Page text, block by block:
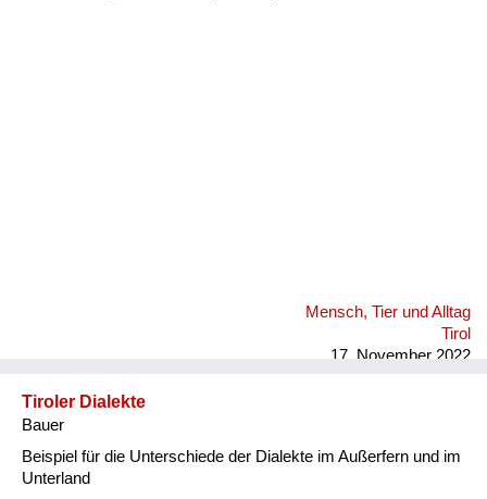
Mensch, Tier und Alltag
Tirol
17. November 2022
Tiroler Dialekte
Bauer
Beispiel für die Unterschiede der Dialekte im Außerfern und im
Unterland